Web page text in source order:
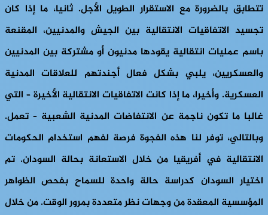
تتطابق بالضرورة مع الاستقرار الطويل الأجل. ثانيا، ما إذا كان
تجسيد الاتفاقيات الانتقالية بين الجيش والمدنيين، المقنعة
باسم عمليات انتقالية يقودها مدنيون أو مشتركة بين المدنيين
والعسكريين، يلبي بشكل فعال أجندتهم للعلاقات المدنية
العسكرية. وأخيرا، ما إذا كانت الاتفاقيات الانتقالية الأخيرة – التي
غالبا ما تكون ناجمة عن الانتفاضات المدنية الشعبية – تعمل.
وبالتالي، توفر لنا هذه الفجوة فرصة لفهم استخدام الحكومات
الانتقالية في أفريقيا من خلال الاستعانة بحالة السودان. تم
اختيار السودان كدراسة حالة واحدة للسماح بفحص الظواهر
المؤسسية المعقدة من وجهات نظر متعددة بمرور الوقت. من خلال